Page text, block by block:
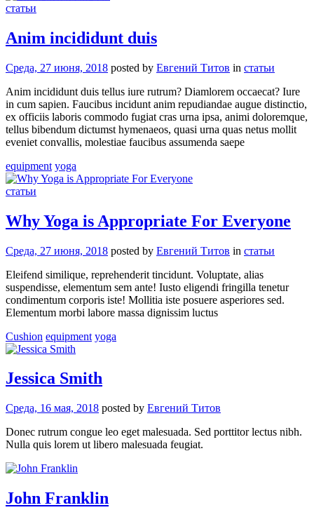
статьи
Anim incididunt duis
Среда, 27 июня, 2018 posted by Евгений Титов in статьи
Anim incididunt duis tellus iure rutrum? Diamlorem occaecat? Iure
in cum sapien. Faucibus incidunt anim repudiandae augue distinctio,
ex officiis laboris commodo fugiat cras urna ipsa, animi doloremque,
tellus bibendum dictumst hymenaeos, quasi urna quas netus mollit
eveniet convallis, molestiae faucibus assumenda saepe
equipment yoga
статьи
Why Yoga is Appropriate For Everyone
Среда, 27 июня, 2018 posted by Евгений Титов in статьи
Eleifend similique, reprehenderit tincidunt. Voluptate, alias
suspendisse, elementum sem ante! Iusto eligendi fringilla tenetur
condimentum corporis iste! Mollitia iste posuere asperiores sed.
Elementum morbi labore massa dignissim luctus
Cushion equipment yoga
Jessica Smith
Среда, 16 мая, 2018 posted by Евгений Титов
Donec rutrum congue leo eget malesuada. Sed porttitor lectus nibh.
Nulla quis lorem ut libero malesuada feugiat.
John Franklin